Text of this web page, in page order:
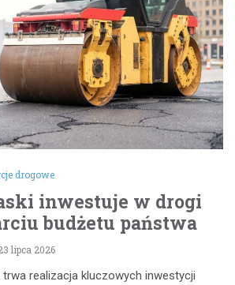
drogowe
inwestuje w drogi
budżetu państwa
lipca 2026
trwa realizacja kluczowych inwestycji